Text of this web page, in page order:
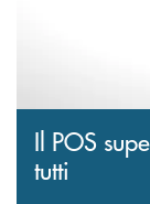
Il POS
tutti